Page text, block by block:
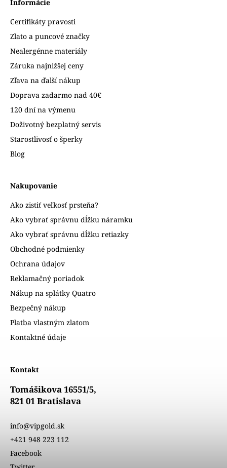
Informácie
Certifikáty pravosti
Zlato a puncové značky
Nealergénne materiály
Záruka najnižšej ceny
Zľava na ďalší nákup
Doprava zadarmo nad 40€
120 dní na výmenu
Doživotný bezplatný servis
Starostlivosť o šperky
Blog
Nakupovanie
Ako zistiť veľkosť prsteňa?
Ako vybrať správnu dĺžku náramku
Ako vybrať správnu dĺžku retiazky
Obchodné podmienky
Ochrana údajov
Reklamačný poriadok
Nákup na splátky Quatro
Bezpečný nákup
Platba vlastným zlatom
Kontaktné údaje
Kontakt
Tomášikova 16551/5,
821 01 Bratislava
info@vipgold.sk
+421 948 223 112
Facebook